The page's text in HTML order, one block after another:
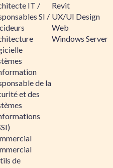
IT /
SI /
de la
et des
de
Revit
UX/UI Design
Web
Windows Server